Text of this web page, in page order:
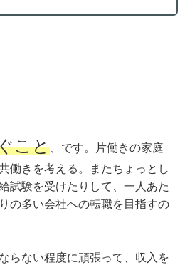
こと 、です。片働きの家庭
働きを考える。またちょっとし
試験を受けたりして、一人あた
の多い会社への転職を目指すの
らない程度に頑張って、収入を